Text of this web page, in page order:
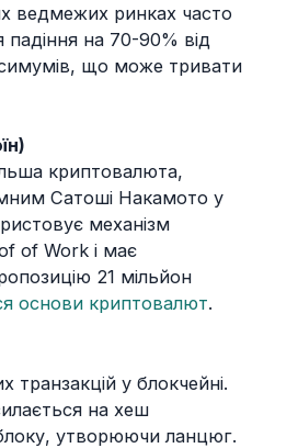
ведмежих ринках часто
падіння на 70-90% від
що може тривати
криптовалюта,
Сатоші Накамото у
механізм
of Work і має
21 мільйон
основи криптовалют.
транзакцій у блокчейні.
на хеш
утворюючи ланцюг.